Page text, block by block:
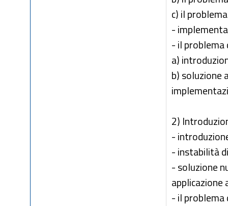
c) il
-
- il problema
a)
b)
2)
-
- instabilità
- soluzione
- il problema